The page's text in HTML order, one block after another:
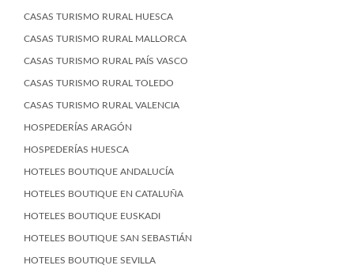
CASAS TURISMO RURAL HUESCA
CASAS TURISMO RURAL MALLORCA
CASAS TURISMO RURAL PAÍS VASCO
CASAS TURISMO RURAL TOLEDO
CASAS TURISMO RURAL VALENCIA
HOSPEDERÍAS ARAGÓN
HOSPEDERÍAS HUESCA
HOTELES BOUTIQUE ANDALUCÍA
HOTELES BOUTIQUE EN CATALUÑA
HOTELES BOUTIQUE EUSKADI
HOTELES BOUTIQUE SAN SEBASTIÁN
HOTELES BOUTIQUE SEVILLA